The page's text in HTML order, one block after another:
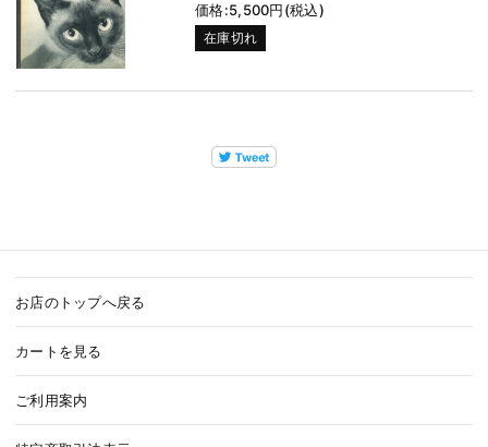
価格:5,500円(税込)
在庫切れ
お店のトップへ戻る
カートを見る
ご利用案内